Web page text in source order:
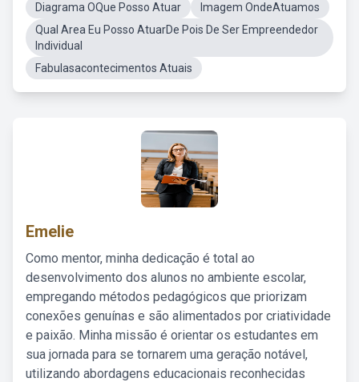
Diagrama OQue Posso Atuar
Imagem OndeAtuamos
Qual Area Eu Posso AtuarDe Pois De Ser Empreendedor
Individual
Fabulasacontecimentos Atuais
Emelie
Como mentor, minha dedicação é total ao
desenvolvimento dos alunos no ambiente escolar,
empregando métodos pedagógicos que priorizam
conexões genuínas e são alimentados por criatividade
e paixão. Minha missão é orientar os estudantes em
sua jornada para se tornarem uma geração notável,
utilizando abordagens educacionais reconhecidas